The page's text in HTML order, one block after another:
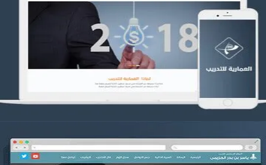
تصميم العمارية للتدريب
التفاصيل